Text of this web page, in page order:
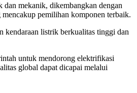
dan mekanik, dikembangkan dengan
pemilihan komponen terbaik.
kendaraan listrik berkualitas tinggi dan
untuk mendorong elektrifikasi
global dapat dicapai melalui